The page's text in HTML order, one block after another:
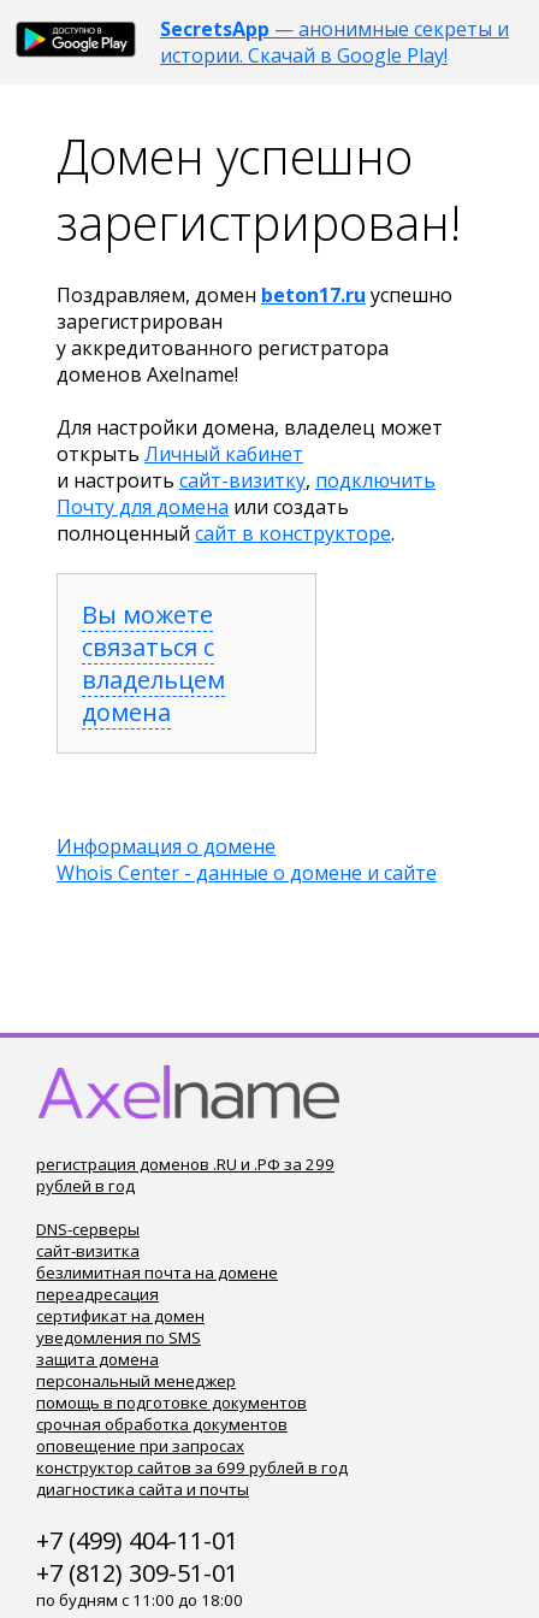
SecretsApp — анонимные секреты и
истории. Скачай в Google Play!
Домен успешно
зарегистрирован!
Поздравляем, домен beton17.ru успешно
зарегистрирован
у аккредитованного регистратора
доменов Axelname!
Для настройки домена, владелец может
открыть Личный кабинет
и настроить сайт-визитку, подключить
Почту для домена или создать
полноценный сайт в конструкторе.
Вы можете
связаться с
владельцем
домена
Информация о домене
Whois Center - данные о домене и сайте
регистрация доменов .RU и .РФ за 299
рублей в год
DNS-серверы
сайт-визитка
безлимитная почта на домене
переадресация
сертификат на домен
уведомления по SMS
защита домена
персональный менеджер
помощь в подготовке документов
срочная обработка документов
оповещение при запросах
конструктор сайтов за 699 рублей в год
диагностика сайта и почты
+7 (499) 404-11-01
+7 (812) 309-51-01
по будням с 11:00 до 18:00